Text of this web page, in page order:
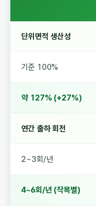
단위면적 생산성
기준 100%
약 127% (+27%)
연간 출하 회전
2~3회/년
4~6회/년 (작목별)